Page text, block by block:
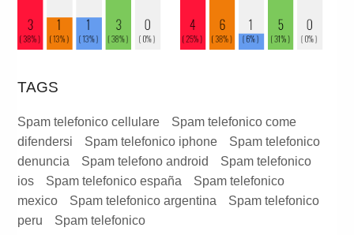
TAGS
Spam telefonico cellulare
Spam telefonico come
difendersi
Spam telefonico iphone
Spam telefonico
denuncia
Spam telefono android
Spam telefonico
ios
Spam telefonico españa
Spam telefonico
mexico
Spam telefonico argentina
Spam telefonico
peru
Spam telefonico